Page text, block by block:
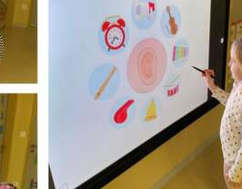
Zverejňovanie
Školská jedáleň
Jedálny lístok
Ochrana osobných
údajov – GDPR